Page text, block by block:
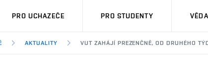
PRO UCHAZEČE PRO STUDENTY
AKTUALITY VUT ZAHÁJÍ PREZENČNĚ, OD DRUHÉHO